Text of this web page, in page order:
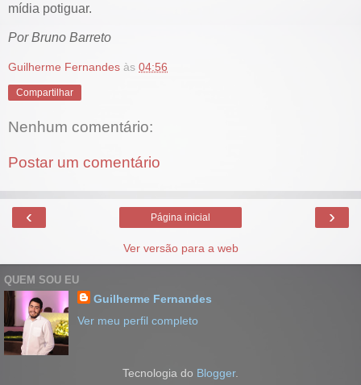
mídia potiguar.
Por Bruno Barreto
Guilherme Fernandes às 04:56
Compartilhar
Nenhum comentário:
Postar um comentário
‹ ›
Página inicial
Ver versão para a web
QUEM SOU EU
Guilherme Fernandes
Ver meu perfil completo
Tecnologia do Blogger.